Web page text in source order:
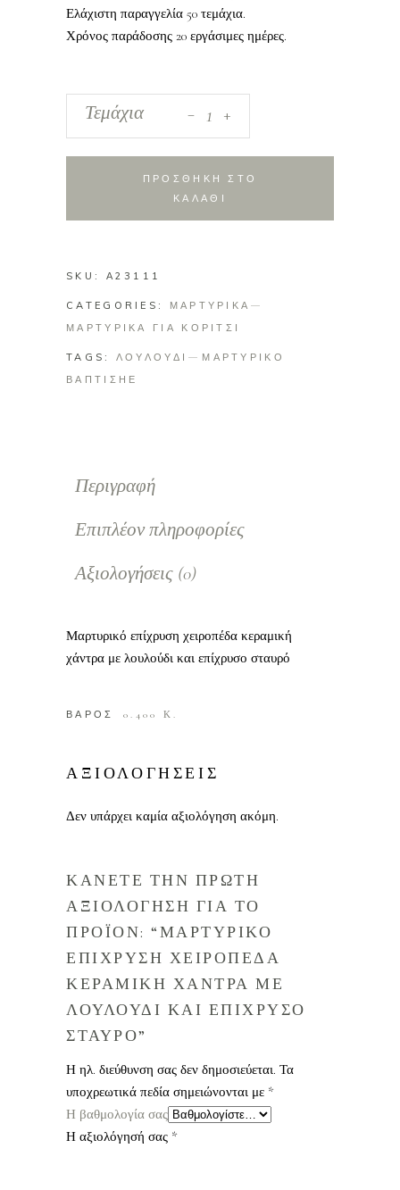
Ελάχιστη παραγγελία 50 τεμάχια.
Χρόνος παράδοσης 20 εργάσιμες ημέρες.
Μαρτυρικό
με
επίχρυσο
σταυρό
quantity
Τεμάχια +
ΠΡΟΣΘΗΚΗ ΣΤΟ
ΚΑΛΑΘΙ
SKU: Α23111
CATEGORIES: ΜΑΡΤΥΡΙΚΑ
ΜΑΡΤΥΡΙΚΑ ΓΙΑ ΚΟΡΙΤΣΙ
TAGS: ΛΟΥΛΟΥΔΙ
ΜΑΡΤΥΡΙΚΟ
ΒΑΠΤΙΣΗΕ
Περιγραφή
Επιπλέον πληροφορίες
Αξιολογήσεις (0)
Μαρτυρικό επίχρυση χειροπέδα κεραμική
χάντρα με λουλούδι και επίχρυσο σταυρό
ΒΑΡΟΣ 0.400 Κ.
ΑΞΙΟΛΟΓΗΣΕΙΣ
Δεν υπάρχει καμία αξιολόγηση ακόμη.
ΚΑΝΕΤΕ ΤΗΝ ΠΡΩΤΗ
ΑΞΙΟΛΟΓΗΣΗ ΓΙΑ ΤΟ
ΠΡΟΪΟΝ: “ΜΑΡΤΥΡΙΚΟ
ΕΠΙΧΡΥΣΗ ΧΕΙΡΟΠΕΔΑ
ΚΕΡΑΜΙΚΗ ΧΑΝΤΡΑ ΜΕ
ΛΟΥΛΟΥΔΙ ΚΑΙ ΕΠΙΧΡΥΣΟ
ΣΤΑΥΡΟ”
Η ηλ. διεύθυνση σας δεν δημοσιεύεται. Τα
υποχρεωτικά πεδία σημειώνονται με *
Η βαθμολογία σας
Η αξιολόγησή σας *